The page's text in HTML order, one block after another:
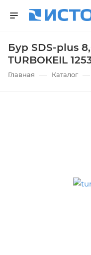
Бур SDS-plus
TURBOКEIL
Главная — Каталог —